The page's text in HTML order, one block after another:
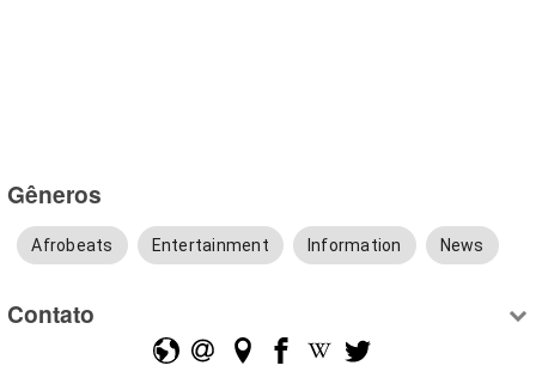
Gêneros
Afrobeats Entertainment Information News
Contato